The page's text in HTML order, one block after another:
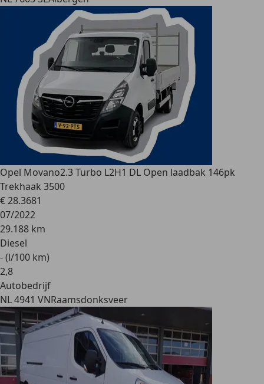
Opel Movano2.3 Turbo L2H1 DL Open laadbak 146pk
Trekhaak 3500
€ 28.3681
07/2022
29.188 km
Diesel
- (l/100 km)
2,8
Autobedrijf
NL 4941 VNRaamsdonksveer